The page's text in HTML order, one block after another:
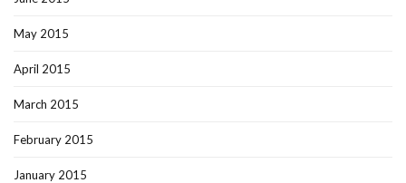
May 2015
April 2015
March 2015
February 2015
January 2015